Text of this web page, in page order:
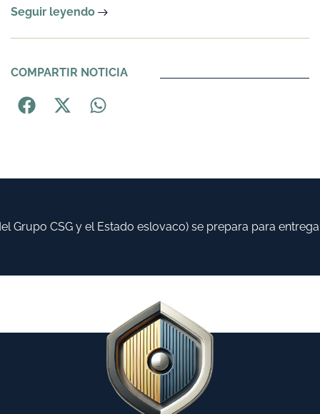
Seguir leyendo
COMPARTIR NOTICIA
CSG y el Estado eslovaco) se prepara para